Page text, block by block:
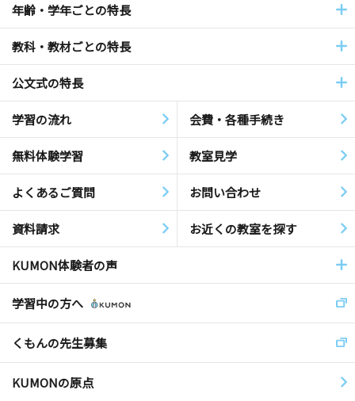
年齢・学年ごとの特長
教科・教材ごとの特長
公文式の特長
学習の流れ 会費・各種手続き
無料体験学習 教室見学
よくあるご質問 お問い合わせ
資料請求 お近くの教室を探す
KUMON体験者の声
学習中の方へ
くもんの先生募集
KUMONの原点